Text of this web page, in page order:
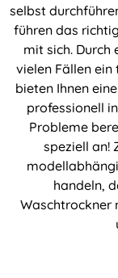
selbst
führen das
mit sich. Durch
vielen Fällen
bieten Ihnen
professionell
Probleme
speziell an!
handeln,
Waschtrockner